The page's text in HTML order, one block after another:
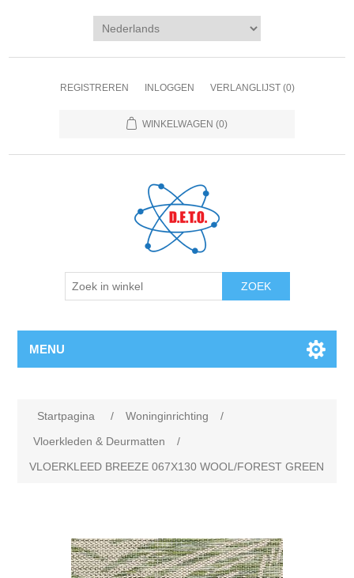
REGISTREREN INLOGGEN VERLANGLIJST (0)
WINKELWAGEN (0)
ZOEK
MENU
Startpagina / Woninginrichting
/
Vloerkleden & Deurmatten
/
VLOERKLEED BREEZE 067X130 WOOL/FOREST GREEN